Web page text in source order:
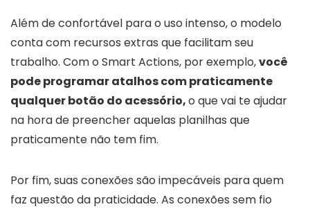
Além de confortável para o uso intenso, o modelo
conta com recursos extras que facilitam seu
trabalho. Com o Smart Actions, por exemplo,você
pode programar atalhos com praticamente
qualquer botão do acessório,o que vai te ajudar
na hora de preencher aquelas planilhas que
praticamente não tem fim.
Por fim, suas conexões são impecáveis para quem
faz questão da praticidade. As conexões sem fio